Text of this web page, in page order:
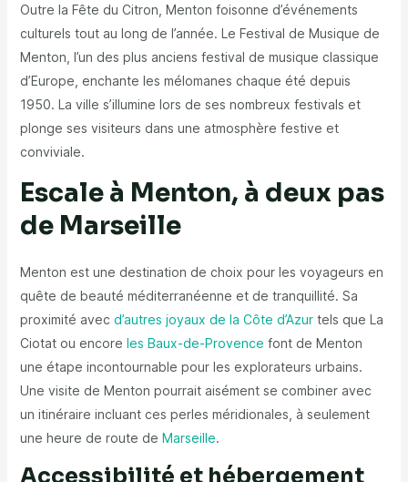
Outre la Fête du Citron, Menton foisonne d’événements
culturels tout au long de l’année. Le Festival de Musique de
Menton, l’un des plus anciens festival de musique classique
d’Europe, enchante les mélomanes chaque été depuis
1950. La ville s’illumine lors de ses nombreux festivals et
plonge ses visiteurs dans une atmosphère festive et
conviviale.
Escale à Menton, à deux pas
de Marseille
Menton est une destination de choix pour les voyageurs en
quête de beauté méditerranéenne et de tranquillité. Sa
proximité avec d’autres joyaux de la Côte d’Azurtels que La
Ciotat ou encore les Baux-de-Provence font de Menton
une étape incontournable pour les explorateurs urbains.
Une visite de Menton pourrait aisément se combiner avec
un itinéraire incluant ces perles méridionales, à seulement
une heure de route de Marseille.